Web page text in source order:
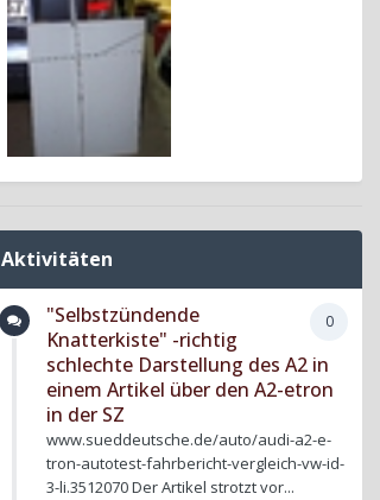
Aktivitäten
0
"Selbstzündende
Knatterkiste" -richtig
schlechte Darstellung des A2 in
einem Artikel über den A2-etron
in der SZ
www.sueddeutsche.de/auto/audi-a2-e-
tron-autotest-fahrbericht-vergleich-vw-id-
3-li.3512070 Der Artikel strotzt vor...